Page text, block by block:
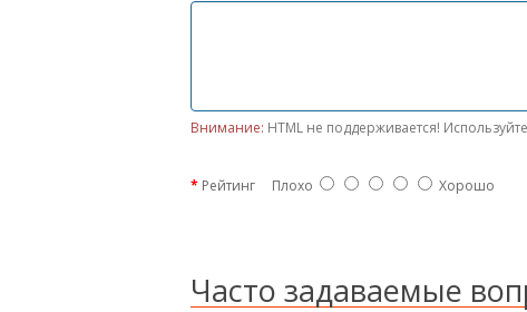
Внимание: HTML не поддерживается!
Рейтинг Плохо Хорошо
Часто задаваемые